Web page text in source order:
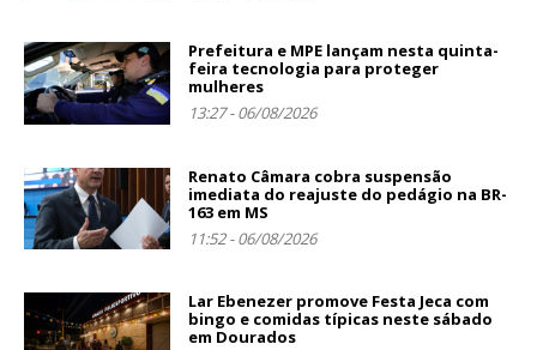
Prefeitura e MPE lançam nesta quinta-
feira tecnologia para proteger
mulheres
13:27 - 06/08/2026
Renato Câmara cobra suspensão
imediata do reajuste do pedágio na BR-
163 em MS
11:52 - 06/08/2026
Lar Ebenezer promove Festa Jeca com
bingo e comidas típicas neste sábado
em Dourados